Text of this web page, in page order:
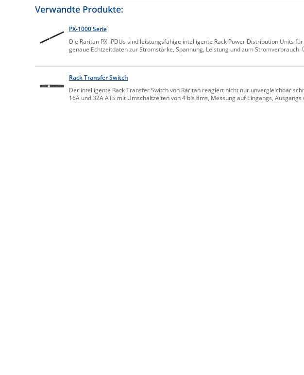
Verwandte Produkte:
PX-1000 Serie
Die Raritan PX-iPDUs sind leistungsfähige intelligente Rack Power Distribution Units
genaue Echtzeitdaten zur Stromstärke, Spannung, Leistung und zum
Rack Transfer Switch
Der intelligente Rack Transfer Switch von Raritan reagiert nicht nur unvergleichbar
16A und 32A ATS mit Umschaltzeiten von 4 bis 8ms, Messung auf Eingangs,